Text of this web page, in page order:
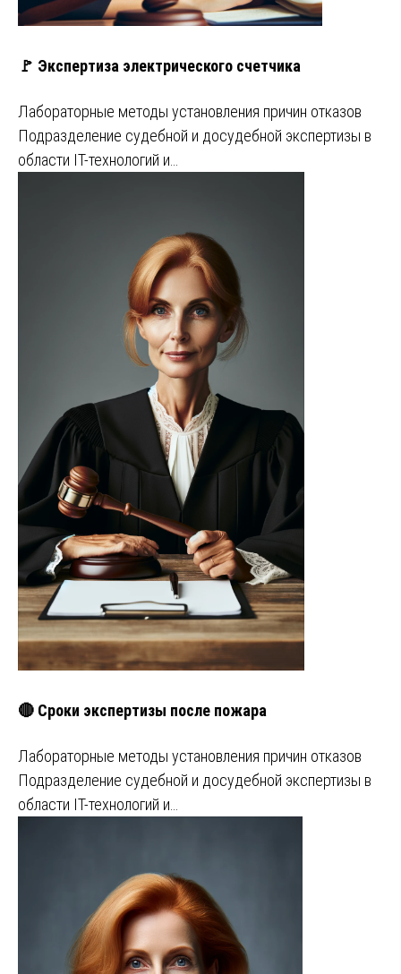
🚩 Экспертиза электрического счетчика
Лабораторные методы установления причин отказов
Подразделение судебной и досудебной экспертизы в
области IT-технологий и…
🔴 Сроки экспертизы после пожара
Лабораторные методы установления причин отказов
Подразделение судебной и досудебной экспертизы в
области IT-технологий и…